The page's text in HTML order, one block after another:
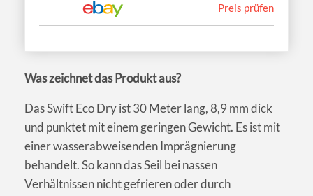
Preis prüfen
Was zeichnet das Produkt aus?
Das Swift Eco Dry ist 30 Meter lang, 8,9 mm dick
und punktet mit einem geringen Gewicht. Es ist mit
einer wasserabweisenden Imprägnierung
behandelt. So kann das Seil bei nassen
Verhältnissen nicht gefrieren oder durch